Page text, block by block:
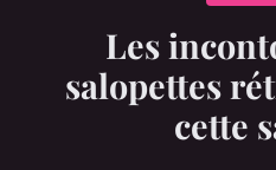
Les
salopettes
cette